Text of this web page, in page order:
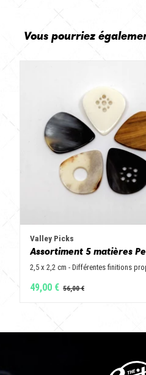
Vous pourriez
Valley Picks
2,5 x 2,2 cm - Différentes finitions
49,00 €